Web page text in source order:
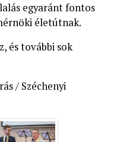
egyaránt fontos
életútnak.
és további sok
/ Széchenyi